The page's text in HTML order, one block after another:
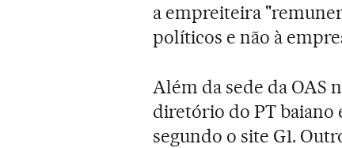
a empreiteira
políticos e não à
Além da sede da OAS
diretório do PT baiano
segundo o site G1.